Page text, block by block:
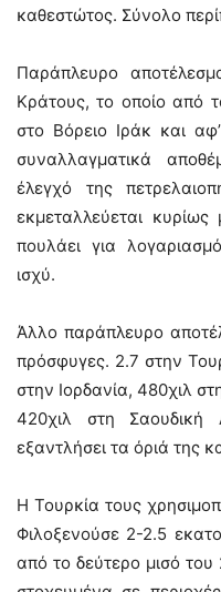
καθεστώτος. Σύνολο
Παράπλευρο
Κράτους, το οποίο από
στο Βόρειο Ιράκ και
συναλλαγματικά
έλεγχό της
εκμεταλλεύεται
πουλάει για
ισχύ.
Άλλο παράπλευρο
πρόσφυγες. 2.7 στην
στην Ιορδανία, 480χιλ
420χιλ στη
εξαντλήσει τα όριά της
Η Τουρκία τους
Φιλοξενούσε 2-2.5
από το δεύτερο μισό του